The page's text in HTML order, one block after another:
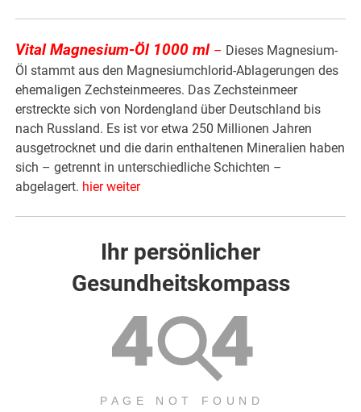
Vital Magnesium-Öl 1000 ml – Dieses Magnesium-
Öl stammt aus den Magnesiumchlorid-Ablagerungen des
ehemaligen Zechsteinmeeres. Das Zechsteinmeer
erstreckte sich von Nordengland über Deutschland bis
nach Russland. Es ist vor etwa 250 Millionen Jahren
ausgetrocknet und die darin enthaltenen Mineralien haben
sich – getrennt in unterschiedliche Schichten –
abgelagert. hier weiter
Ihr persönlicher
Gesundheitskompass